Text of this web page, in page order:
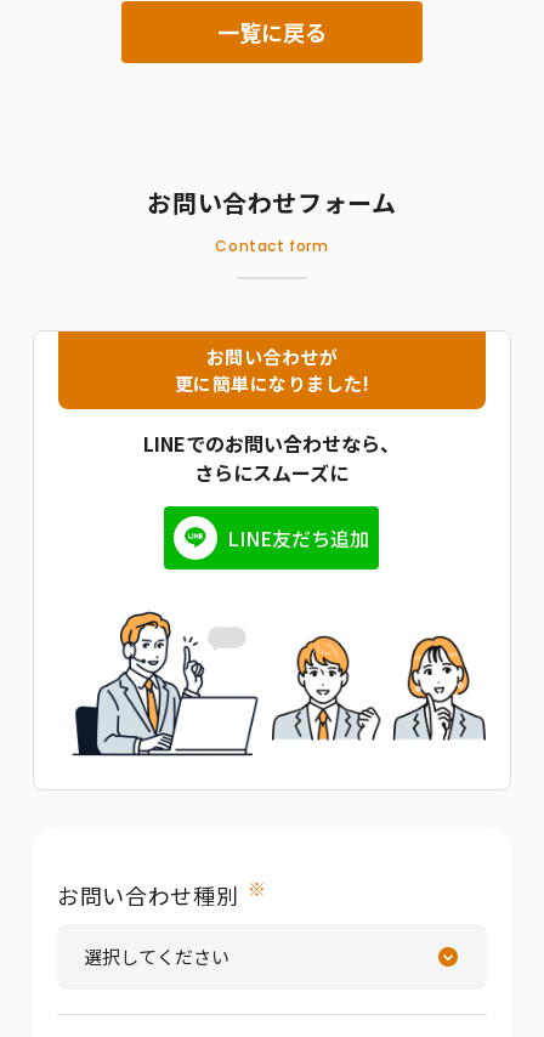
一覧に戻る
お問い合わせフォーム
Contact form
お問い合わせが
更に簡単になりました!
LINEでのお問い合わせなら、
さらにスムーズに
LINE友だち追加
お問い合わせ種別 ※